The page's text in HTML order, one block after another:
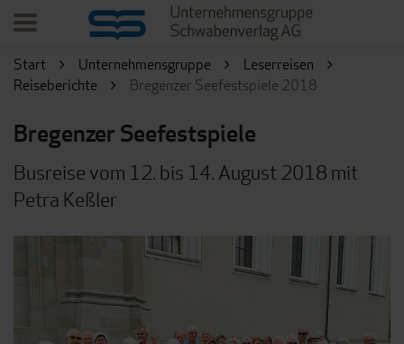
Start Unternehmensgruppe
Leserreisen
Reiseberichte
Bregenzer Seefestspiele 2018
Bregenzer Seefestspiele
Busreise vom 12. bis 14. August 2018 mit
Petra Keßler